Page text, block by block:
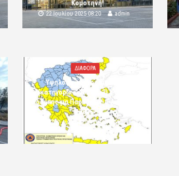
Κομοτηνή!
22 Ιουλίου 2025 08:20 admin
ΔΙΑΦΟΡΑ
Υψηλός κίνδυνος πυρκαγιάς
(κατηγορία κινδύνου 3) στην Π.Ε.
Ροδόπης για Παρασκευή 7 Αυγούστου
2026»
7 Αυγούστου 2026 10:24